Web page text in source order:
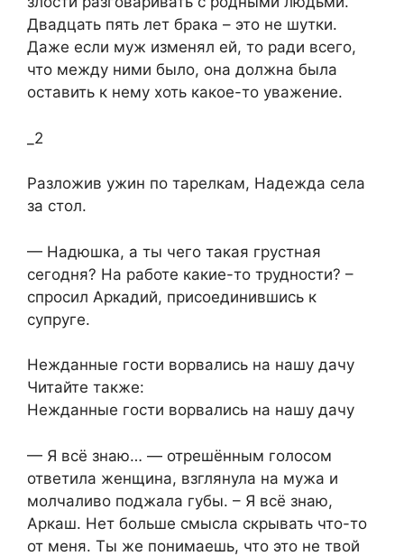
Двадцать пять лет брака – это не шутки.
Даже если муж изменял ей, то ради всего,
что между ними было, она должна была
оставить к нему хоть какое-то уважение.
_2
Разложив ужин по тарелкам, Надежда села
за стол.
— Надюшка, а ты чего такая грустная
сегодня? На работе какие-то трудности? –
спросил Аркадий, присоединившись к
супруге.
Нежданные гости ворвались на нашу дачу
Читайте также:
Нежданные гости ворвались на нашу дачу
— Я всё знаю… — отрешённым голосом
ответила женщина, взглянула на мужа и
молчаливо поджала губы. – Я всё знаю,
Аркаш. Нет больше смысла скрывать что-то
от меня. Ты же понимаешь, что это не твой